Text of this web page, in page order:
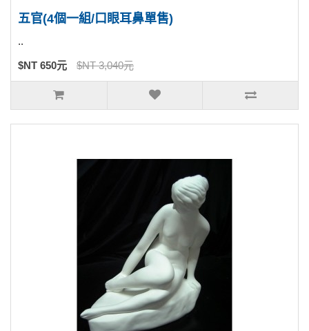
五官(4個一組/口眼耳鼻單售)
..
$NT 650元 $NT 3,040元